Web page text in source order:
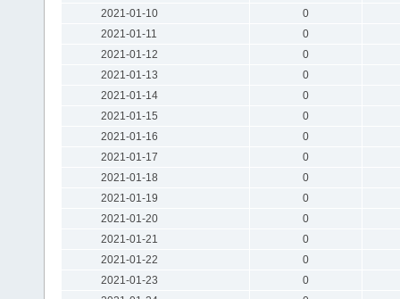
2021-01-10
0
2021-01-11
0
2021-01-12
0
2021-01-13
0
2021-01-14
0
2021-01-15
0
2021-01-16
0
2021-01-17
0
2021-01-18
0
2021-01-19
0
2021-01-20
0
2021-01-21
0
2021-01-22
0
2021-01-23
0